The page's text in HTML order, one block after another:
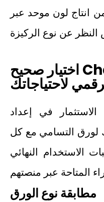
انتاج لون موحد عبر
اختيار صحيح Changfa ورقة
لاحتياجاتك
في إعداد
لورق التسامي مع كل
الاستخدام النهائي
مطابقة نوع الورق